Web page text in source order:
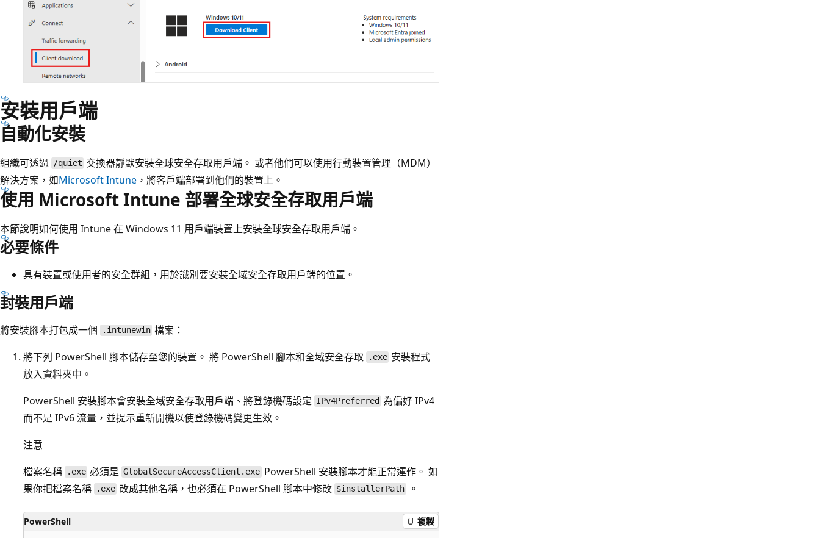
安裝用戶端
自動化安裝
組織可透過 /quiet 交換器靜默安裝全球安全存取用戶端。 或者他們可以使用行動裝置管理（MDM）
解決方案，如Microsoft Intune ，將客戶端部署到他們的裝置上。
使用 Microsoft Intune 部署全球安全存取用戶端
本節說明如何使用 Intune 在 Windows 11 用戶端裝置上安裝全球安全存取用戶端。
必要條件
具有裝置或使用者的安全群組，用於識別要安裝全域安全存取用戶端的位置。
封裝用戶端
將安裝腳本打包成一個 .intunewin 檔案：
將下列 PowerShell 腳本儲存至您的裝置。 將 PowerShell 腳本和全域安全存取
.exe 安裝程式
放入資料夾中。
PowerShell 安裝腳本會安裝全域安全存取用戶端、將登錄機碼設定 IPv4Preferred 為偏好 IPv4
而不是 IPv6 流量，並提示重新開機以使登錄機碼變更生效。
注意
檔案名稱
.exe 必須是 GlobalSecureAccessClient.exe PowerShell 安裝腳本才能正常運作。 如
果你把檔案名稱
.exe 改成其他名稱，也必須在 PowerShell 腳本中修改 $installerPath 。
PowerShell 複製